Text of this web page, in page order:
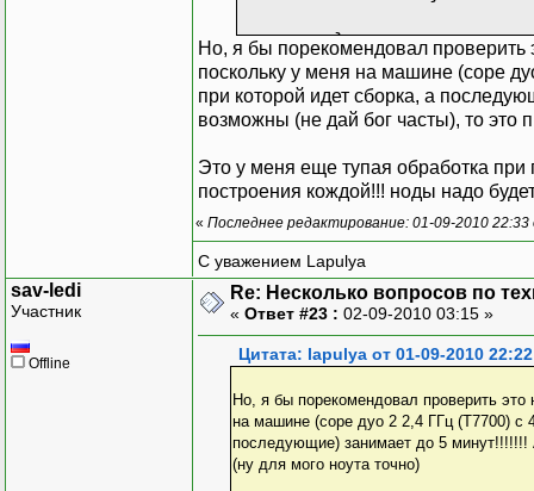
}
void
{
for (int
}
}
void
{
for (int
{
Но, я бы порекомендовал проверить
поскольку у меня на машине (соре
при которой идет сборка, а
возможны (не дай бог часты), то это
Это у меня еще тупая обработка при
построения кождой!!! ноды надо
« Последнее редактирование: 01-09-2010
С уважением Lapulya
sav-ledi
Участник
Offline
Re: Несколько вопросов по
« Ответ #23 : 02-09-2010 03:15 »
Цитата: lapulya от 01-09-2010 22:22
Но, я бы порекомендовал проверить это
на машине (соре дуо 2 2,4 ГГц (Т7700) с
последующие) занимает до 5 минут!!!!!!!
(ну для мого ноута точно)